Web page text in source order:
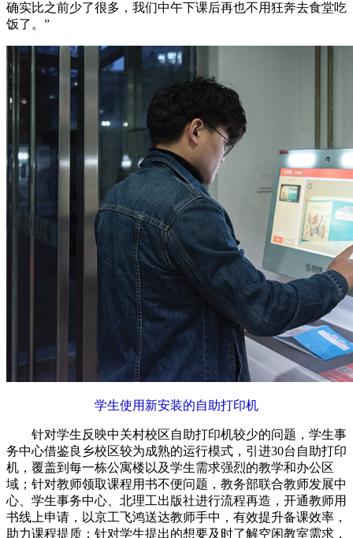
确实比之前少了很多，我们中午下课后再也不用狂奔去食堂吃
饭了。”
学生使用新安装的自助打印机
针对学生反映中关村校区自助打印机较少的问题，学生事
务中心借鉴良乡校区较为成熟的运行模式，引进30台自助打印
机，覆盖到每一栋公寓楼以及学生需求强烈的教学和办公区
域；针对教师领取课程用书不便问题，教务部联合教师发展中
心、学生事务中心、北理工出版社进行流程再造，开通教师用
书线上申请，以京工飞鸿送达教师手中，有效提升备课效率，
助力课程提质；针对学生提出的想要及时了解空闲教室需求，